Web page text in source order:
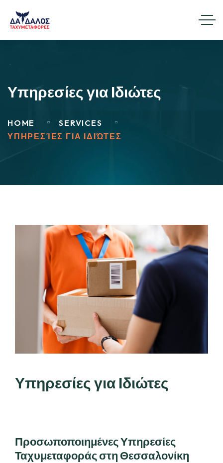
Υπηρεσίες για Ιδιώτες
HOME
SERVICES
ΥΠΗΡΕΣΊΕΣ ΓΙΑ ΙΔΙΏΤΕΣ
Υπηρεσίες για Ιδιώτες
Προσωποποιημένες Υπηρεσίες
Ταχυμεταφοράς στη Θεσσαλονίκη